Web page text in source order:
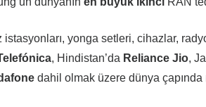
istasyonları, yonga setleri, cihazlar,
, Hindistan’da Reliance Jio,
dahil olmak üzere dünya